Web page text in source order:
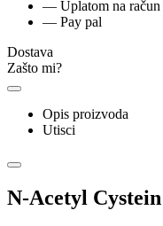
— Uplatom na račun
— Pay pal
Dostava
Zašto mi?
Opis proizvoda
Utisci
N-Acetyl Cystein